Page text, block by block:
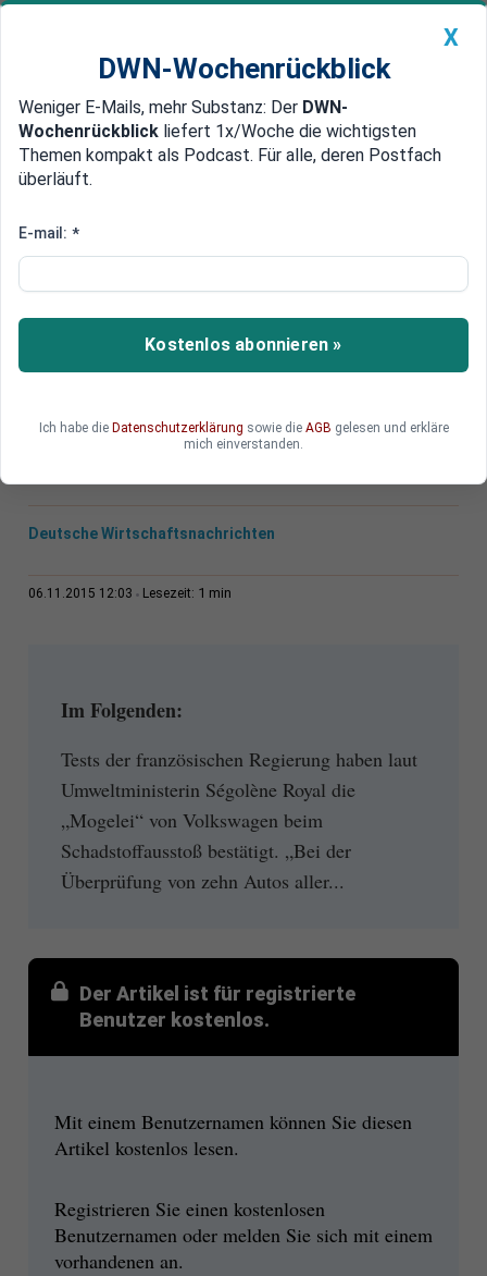
Newsticker MEIN DWN: Geldanlage Premium
Edelmetalle DWN-Magazin China
Regierung ordnet Überprüfung an
Frankreich: Tests bestätigen
„Mogelei“ bei Volkswagen
Nach Angaben der Regierung in Paris haben
Umweltministerin Ségolène Royal.
Deutsche Wirtschaftsnachrichten
06.11.2015 12:03 Lesezeit: 1 min
Im Folgenden:
Tests der französischen Regierung haben laut
Umweltministerin Ségolène Royal die
„Mogelei“ von Volkswagen beim
Schadstoffausstoß bestätigt. „Bei der
Überprüfung von zehn Autos aller...
Der Artikel ist für registrierte
Benutzer kostenlos.
Mit einem Benutzernamen können Sie diesen
Artikel kostenlos lesen.
Registrieren Sie einen kostenlosen
Benutzernamen oder melden Sie sich mit einem
vorhandenen an.
X
DWN-Wochenrückblick
Weniger E-Mails, mehr Substanz: Der DWN-
Wochenrückblick liefert 1x/Woche die wichtigsten
Themen kompakt als Podcast. Für alle, deren Postfach
überläuft.
E-mail: *
Kostenlos abonnieren »
Ich habe die Datenschutzerklärung sowie die AGB gelesen und erkläre
mich einverstanden.